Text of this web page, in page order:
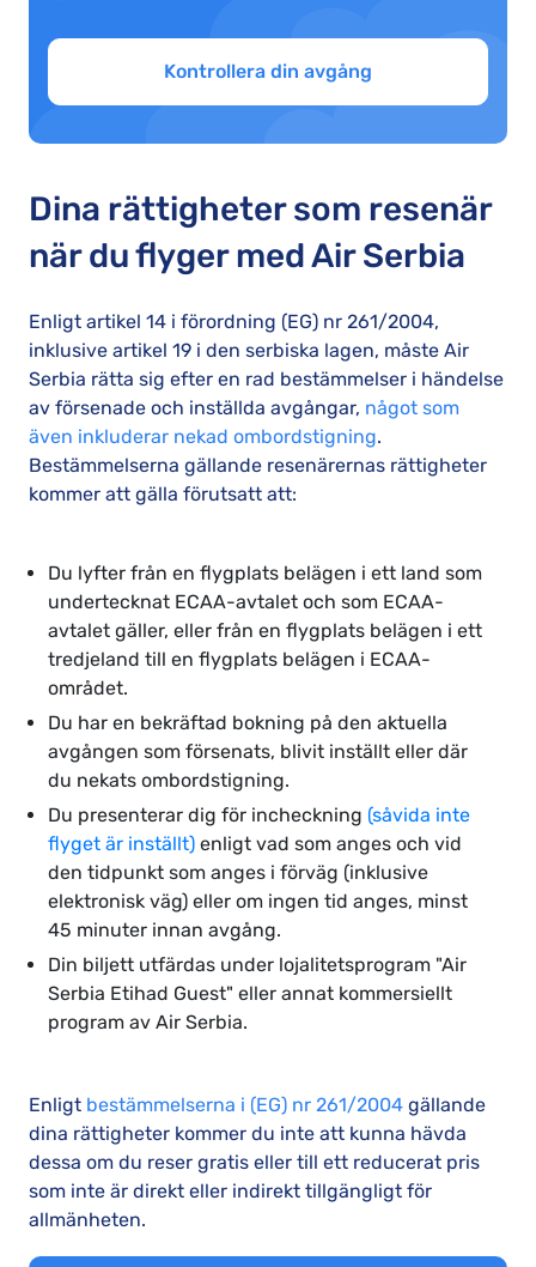
Kontrollera din avgång
Dina rättigheter som resenär
när du flyger med Air Serbia
Enligt artikel 14 i förordning (EG) nr 261/2004,
inklusive artikel 19 i den serbiska lagen, måste Air
Serbia rätta sig efter en rad bestämmelser i händelse
av försenade och inställda avgångar, något som
även inkluderar nekad ombordstigning.
Bestämmelserna gällande resenärernas rättigheter
kommer att gälla förutsatt att:
Du lyfter från en flygplats belägen i ett land som
undertecknat ECAA-avtalet och som ECAA-
avtalet gäller, eller från en flygplats belägen i ett
tredjeland till en flygplats belägen i ECAA-
området.
Du har en bekräftad bokning på den aktuella
avgången som försenats, blivit inställt eller där
du nekats ombordstigning.
Du presenterar dig för incheckning (såvida inte
flyget är inställt) enligt vad som anges och vid
den tidpunkt som anges i förväg (inklusive
elektronisk väg) eller om ingen tid anges, minst
45 minuter innan avgång.
Din biljett utfärdas under lojalitetsprogram "Air
Serbia Etihad Guest" eller annat kommersiellt
program av Air Serbia.
Enligt bestämmelserna i (EG) nr 261/2004 gällande
dina rättigheter kommer du inte att kunna hävda
dessa om du reser gratis eller till ett reducerat pris
som inte är direkt eller indirekt tillgängligt för
allmänheten.